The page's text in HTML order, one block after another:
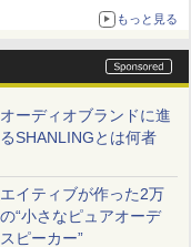
導入でき、ECCメモリへの
もっと見る
ーディオブランドに進
SHANLINGとは何者
イティブが作った2万
“小さなピュアオーデ
ピーカー”